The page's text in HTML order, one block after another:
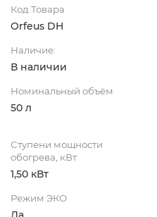
Код Товара
Orfeus DH
Наличие:
В наличии
Номинальный объём
50 л
Ступени мощности
обогрева, кВт
1,50 кВт
Режим ЭКО